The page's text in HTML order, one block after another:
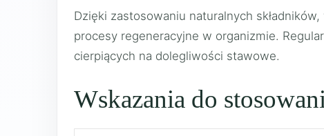
Dzięki zastosowaniu naturalnych
procesy regeneracyjne w organizmie.
cierpiących na dolegliwości stawowe.
Wskazania do